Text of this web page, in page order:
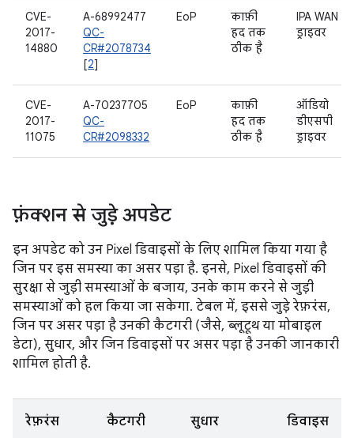
CVE-
2017-
14880
A-68992477
QC-
CR#2078734
[2]
EoP
काफ़ी
हद तक
ठीक है
IPA WAN
ड्राइवर
CVE-
2017-
11075
A-70237705
QC-
CR#2098332
EoP
काफ़ी
हद तक
ठीक है
ऑडियो
डीएसपी
ड्राइवर
फ़ंक्शन से जुड़े अपडेट
इन अपडेट को उन Pixel डिवाइसों के लिए शामिल किया गया है
जिन पर इस समस्या का असर पड़ा है. इनसे, Pixel डिवाइसों की
सुरक्षा से जुड़ी समस्याओं के बजाय, उनके काम करने से जुड़ी
समस्याओं को हल किया जा सकेगा. टेबल में, इससे जुड़े रेफ़रंस,
जिन पर असर पड़ा है उनकी कैटगरी (जैसे, ब्लूटूथ या मोबाइल
डेटा), सुधार, और जिन डिवाइसों पर असर पड़ा है उनकी जानकारी
शामिल होती है.
रेफ़रंस कैटगरी सुधार डिवाइस